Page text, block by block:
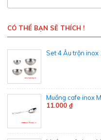
CÓ THỂ BẠN SẼ THÍCH !
Set 4 Âu trộn
Muổng cafe inox
11.000 ₫